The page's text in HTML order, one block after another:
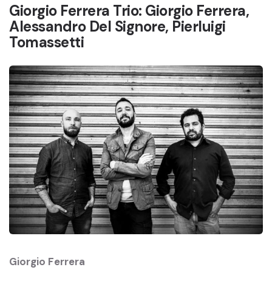
Giorgio Ferrera Trio: Giorgio Ferrera,
Alessandro Del Signore, Pierluigi
Tomassetti
Giorgio Ferrera